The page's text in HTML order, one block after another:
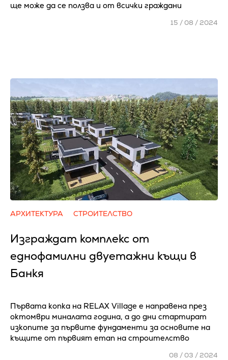
ще може да се ползва и от всички граждани
15 / 08 / 2024
АРХИТЕКТУРА СТРОИТЕЛСТВО
Изграждат комплекс от
еднофамилни двуетажни къщи в
Банкя
Първата копка на RELAX Village е направена през
октомври миналата година, а до дни стартират
изкопите за първите фундаменти за основите на
къщите от първият етап на строителство
08 / 03 / 2024